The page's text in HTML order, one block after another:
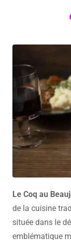
Le Coq au
de la cuisine
située dans le
emblématique